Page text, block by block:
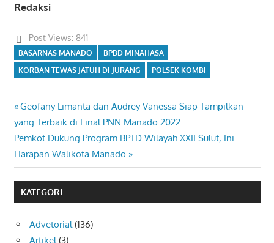
Redaksi
Post Views: 841
BASARNAS MANADO
BPBD MINAHASA
KORBAN TEWAS JATUH DI JURANG
POLSEK KOMBI
Navigasi
pos
Previous
Post:
Geofany Limanta dan Audrey Vanessa Siap Tampilkan
yang Terbaik di Final PNN Manado 2022
Next
Post:
Pemkot Dukung Program BPTD Wilayah XXII Sulut, Ini
Harapan Walikota Manado
KATEGORI
Advetorial(136)
Artikel(3)